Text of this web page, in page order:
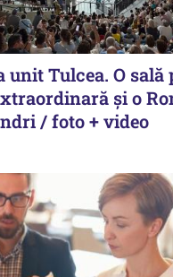
unit Tulcea. O sală
și o
/ foto + video